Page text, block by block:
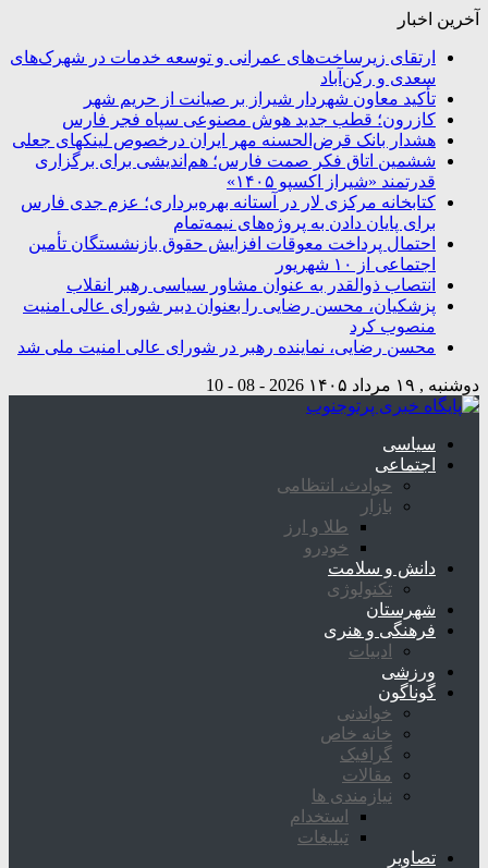
آخرین اخبار
ارتقای زیرساخت‌های عمرانی و توسعه خدمات در شهرک‌های
سعدی و رکن‌آباد
تأکید معاون شهردار شیراز بر صیانت از حریم شهر
کازرون؛ قطب جدید هوش مصنوعی سپاه فجر فارس
هشدار بانک قرض‌الحسنه مهر ایران درخصوص لینکهای جعلی
ششمین اتاق فکر صمت فارس؛ هم‌اندیشی برای برگزاری
قدرتمند «شیراز اکسپو ۱۴۰۵»
کتابخانه مرکزی لار در آستانه بهره‌برداری؛ عزم جدی فارس
برای پایان دادن به پروژه‌های نیمه‌تمام
احتمال پرداخت معوقات افزایش حقوق بازنشستگان تأمین
اجتماعی از ۱۰ شهریور
انتصاب ذوالقدر به عنوان مشاور سیاسی رهبر انقلاب
پزشکیان، محسن رضایی را بعنوان دبیر شورای عالی امنیت
منصوب کرد
محسن رضایی، نماینده رهبر در شورای عالی امنیت ملی شد
دوشنبه , ۱۹ مرداد ۱۴۰۵ 2026 - 08 - 10
سیاسی
اجتماعی
حوادث، انتظامی
بازار
طلا و ارز
خودرو
دانش و سلامت
تکنولوژی
شهرستان
فرهنگی و هنری
ادبیات
ورزشی
گوناگون
خواندنی
خانه خاص
گرافیک
مقالات
نیازمندی ها
استخدام
تبلیغات
تصاویر